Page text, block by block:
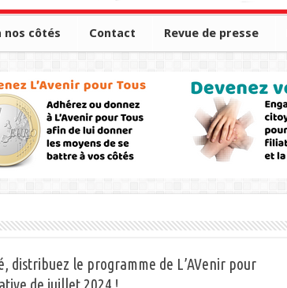
nos côtés Contact Revue de presse
distribuez le programme de L’AVenir pour